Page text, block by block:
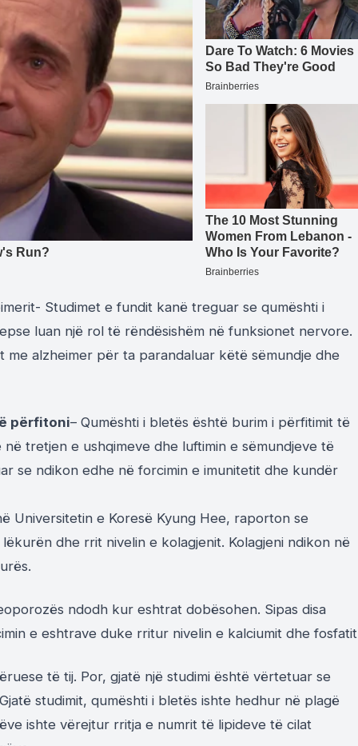
Studimet e fundit kanë treguar se qumështi i
luan një rol të rëndësishëm në funksionet nervore.
me alzheimer për ta parandaluar këtë sëmundje dhe
përfitoni– Qumështi i bletës është burim i përfitimit të
tretjen e ushqimeve dhe luftimin e sëmundjeve të
se ndikon edhe në forcimin e imunitetit dhe kundër
Universitetin e Koresë Kyung Hee, raporton se
dhe rrit nivelin e kolagjenit. Kolagjeni ndikon në
ndodh kur eshtrat dobësohen. Sipas disa
e eshtrave duke rritur nivelin e kalciumit dhe
të tij. Por, gjatë një studimi është vërtetuar se
studimit, qumështi i bletës ishte hedhur në plagë
ishte vërejtur rritja e numrit të lipideve të cilat